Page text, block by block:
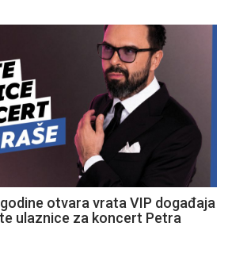
otvara vrata VIP događaja
ulaznice za koncert Petra